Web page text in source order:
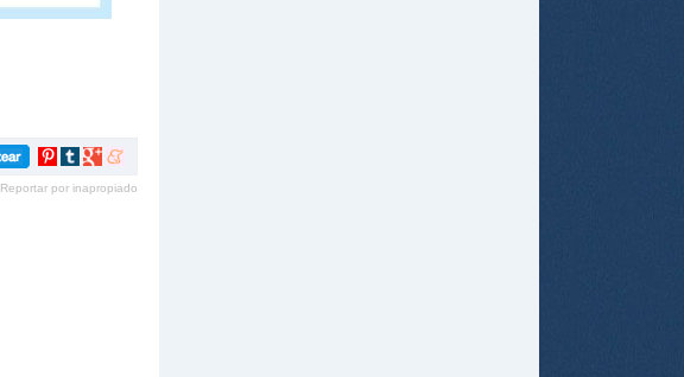
Compartir
Pinterest
Compartir
tumblr
Compartir
Google+
Compartir
meneame
Reportar por inapropiado